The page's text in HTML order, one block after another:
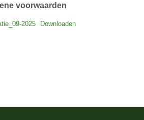
voorwaarden
2025 Downloaden